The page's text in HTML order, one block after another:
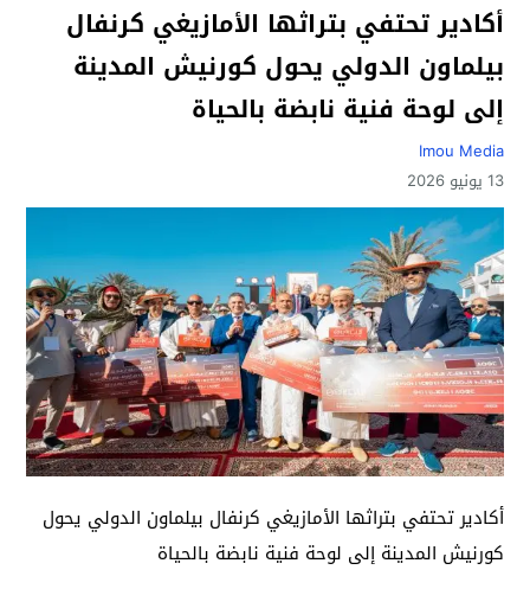
أكادير تحتفي بتراثها الأمازيغي كرنفال
بيلماون الدولي يحول كورنيش المدينة
إلى لوحة فنية نابضة بالحياة
Imou Media
13 يونيو 2026
أكادير تحتفي بتراثها الأمازيغي كرنفال بيلماون الدولي يحول
كورنيش المدينة إلى لوحة فنية نابضة بالحياة